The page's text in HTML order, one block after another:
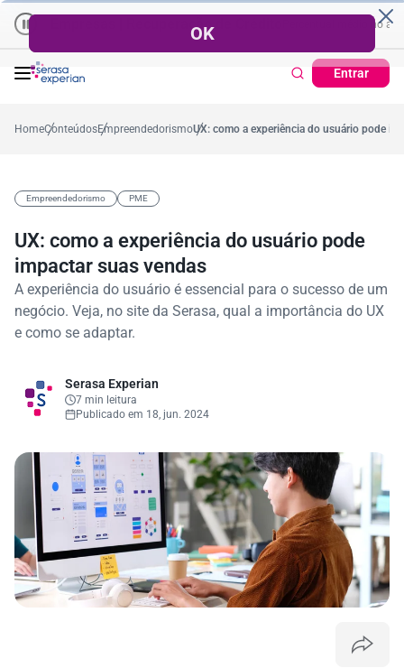
Empresas | Recuperação de Crédito Percentual médio no ano
Entrar
ano Cartão de Crédito |
HomeConteúdosEmpreendedorismoUX: como a experiência do usuário pode
Empreendedorismo PME
UX: como a experiência do usuário pode
impactar suas vendas
A experiência do usuário é essencial para o sucesso de um
negócio. Veja, no site da Serasa, qual a importância do UX
e como se adaptar.
Serasa Experian
7 min leitura
Publicado em 18, jun. 2024